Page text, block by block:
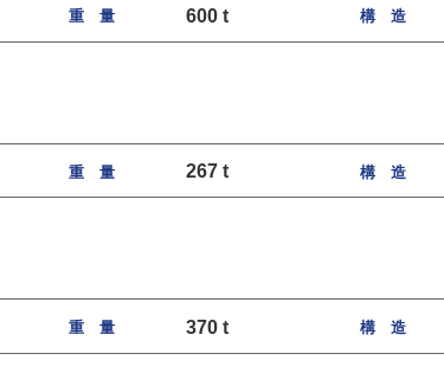
重 量 600 t 構 造
重 量 267 t 構 造
重 量 370 t 構 造